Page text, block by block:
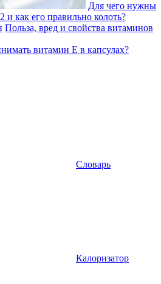
Для чего нужны
как его правильно колоть?
Польза, вред и свойства витаминов
витамин Е в капсулах?
Словарь
Калоризатор